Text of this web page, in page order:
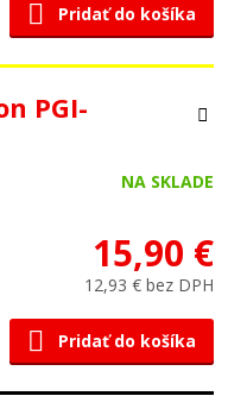
Pridať do košíka
PGI-
NA SKLADE
15,90 €
12,93 € bez DPH
Pridať do košíka